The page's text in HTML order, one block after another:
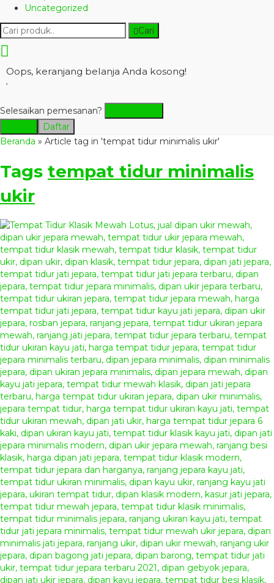
Uncategorized
Cari
Oops, keranjang belanja Anda kosong!
Selesaikan pemesanan?
Daftar
Beranda » Article tag in 'tempat tidur minimalis ukir'
Tags tempat tidur minimalis
ukir